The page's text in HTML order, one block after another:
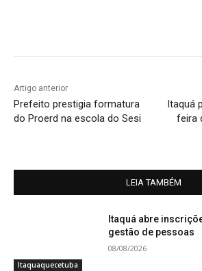
Artigo anterior
Prefeito prestigia formatura
do Proerd na escola do Sesi
Itaquá
feira
LEIA TAMBÉM
Itaquaquecetuba
Itaquá abre
gestão de pessoas
08/08/2026